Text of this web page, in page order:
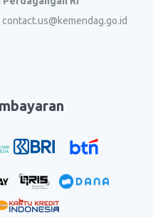
contact.us@kemendag.go.id